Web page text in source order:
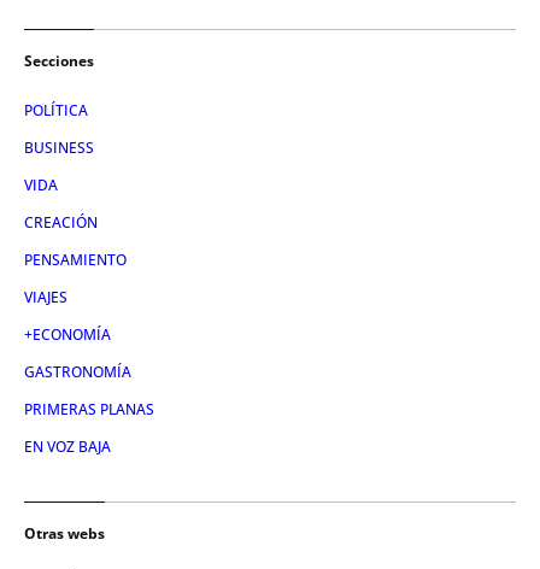
Secciones
POLÍTICA
BUSINESS
VIDA
CREACIÓN
PENSAMIENTO
VIAJES
+ECONOMÍA
GASTRONOMÍA
PRIMERAS PLANAS
EN VOZ BAJA
Otras webs